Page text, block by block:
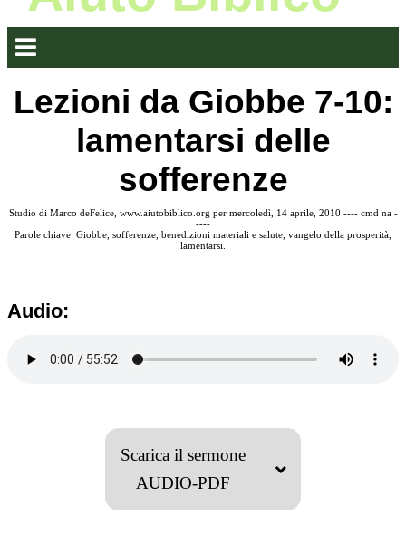
Lezioni da Giobbe 7-10:
lamentarsi delle
sofferenze
Studio di Marco deFelice, www.aiutobiblico.org per mercoledì, 14 aprile, 2010 ---- cmd na -
----
Parole chiave: Giobbe, sofferenze, benedizioni materiali e salute, vangelo della prosperità,
lamentarsi.
Audio:
Scarica il sermone
AUDIO-PDF